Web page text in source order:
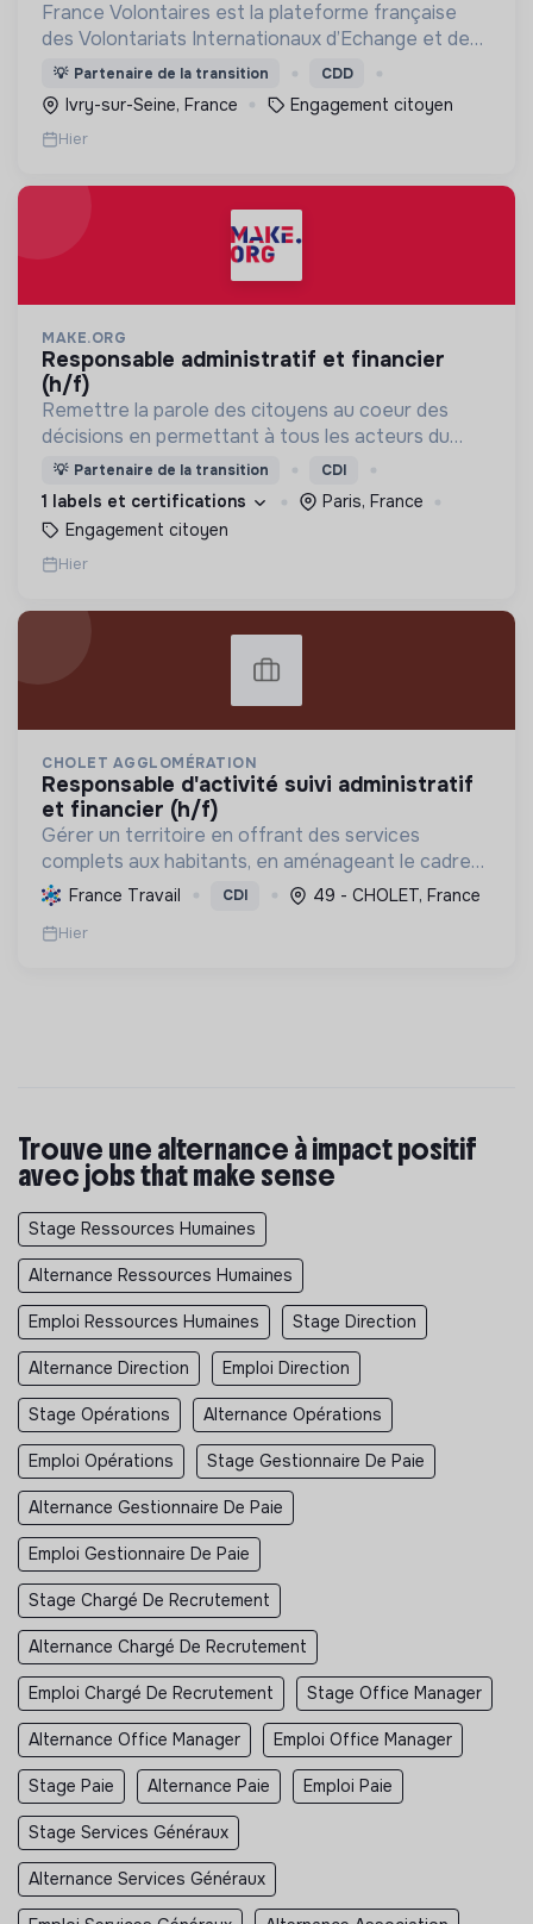
France Volontaires est la plateforme française
des Volontariats Internationaux d’Echange et de
Solidarité.
💡 Partenaire de la transition CDD
Ivry-sur-Seine, France Engagement citoyen
Hier
MAKE.ORG
responsable administratif et financier
(h/f)
Remettre la parole des citoyens au coeur des
décisions en permettant à tous les acteurs du
changement (citoyens, entreprises, institutions..)
de collaborer grâce à une plateforme numérique
💡 Partenaire de la transition CDI
1 labels et certifications
Paris, France
Engagement citoyen
Hier
CHOLET AGGLOMÉRATION
responsable d'activité suivi administratif
et financier (h/f)
Gérer un territoire en offrant des services
complets aux habitants, en aménageant le cadre
de vie et en promouvant une transition écologique
et sociale durable, via des politiques ambitieuses.
France Travail CDI 49 - CHOLET, France
Hier
Trouve une alternance à impact positif
avec jobs that make sense
Stage Ressources Humaines
Alternance Ressources Humaines
Emploi Ressources Humaines Stage Direction
Alternance Direction Emploi Direction
Stage Opérations Alternance Opérations
Emploi Opérations Stage Gestionnaire De Paie
Alternance Gestionnaire De Paie
Emploi Gestionnaire De Paie
Stage Chargé De Recrutement
Alternance Chargé De Recrutement
Emploi Chargé De Recrutement Stage Office Manager
Alternance Office Manager Emploi Office Manager
Stage Paie Alternance Paie Emploi Paie
Stage Services Généraux
Alternance Services Généraux